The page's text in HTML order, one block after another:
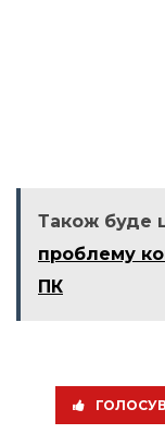
Також буде
проблему
ПК